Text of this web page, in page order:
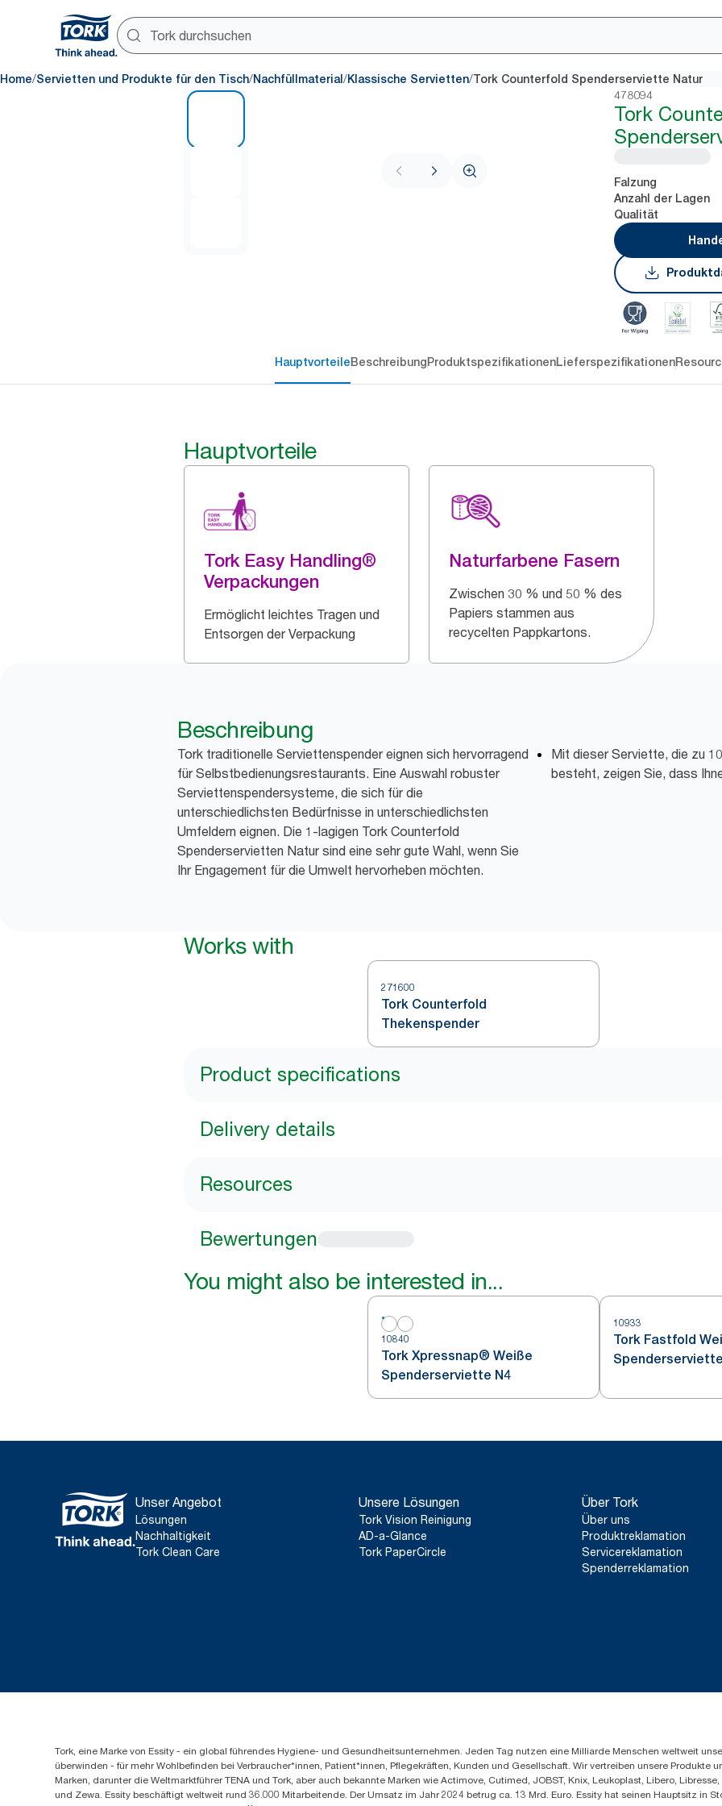
Home/Servietten und Produkte für den Tisch/Nachfüllmaterial/Klassische Servietten/Tork Counterfold Spenderserviette Natur
478094
Tork
Falzung
Anzahl der Lagen
Qualität
HauptvorteileBeschreibungProduktspezifikationenLieferspezifikationen
Hauptvorteile
Tork Easy Handling®
Verpackungen
Ermöglicht leichtes Tragen und
Entsorgen der Verpackung
Naturfarbene Fasern
Zwischen 30 % und 50 % des
Papiers stammen aus
recycelten Pappkartons.
Beschreibung
Tork traditionelle Serviettenspender eignen sich hervorragend
für Selbstbedienungsrestaurants. Eine Auswahl robuster
Serviettenspendersysteme, die sich für die
unterschiedlichsten Bedürfnisse in unterschiedlichsten
Umfeldern eignen. Die 1-lagigen Tork Counterfold
Spenderservietten Natur sind eine sehr gute Wahl, wenn Sie
Ihr Engagement für die Umwelt hervorheben möchten.
Mit dieser Serviette, die zu
besteht, zeigen Sie, dass
Works with
271600
Tork Counterfold
Thekenspender
Product specifications
Delivery details
Resources
Bewertungen
You might also be interested in...
10840
Tork Xpressnap® Weiße
Spenderserviette N4
10933
Tork Fastfold
Spenderserviette
Unser Angebot
Lösungen
Nachhaltigkeit
Tork Clean Care
Unsere Lösungen
Tork Vision Reinigung
AD-a-Glance
Tork PaperCircle
Über Tork
Über uns
Produktreklamation
Servicereklamation
Spenderreklamation
Tork, eine Marke von Essity - ein global führendes Hygiene- und Gesundheitsunternehmen. Jeden Tag nutzen eine Milliarde Menschen weltweit
überwinden - für mehr Wohlbefinden bei Verbraucher*innen, Patient*innen, Pflegekräften, Kunden und Gesellschaft. Wir vertreiben unsere Produkte
Marken, darunter die Weltmarktführer TENA und Tork, aber auch bekannte Marken wie Actimove, Cutimed, JOBST, Knix, Leukoplast, Libero,
und Zewa. Essity beschäftigt weltweit rund 36.000 Mitarbeitende. Der Umsatz im Jahr 2024 betrug ca. 13 Mrd. Euro. Essity hat seinen Hauptsitz in